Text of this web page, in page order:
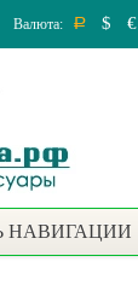
Валюта: Р $ €
НАВИГАЦИИ